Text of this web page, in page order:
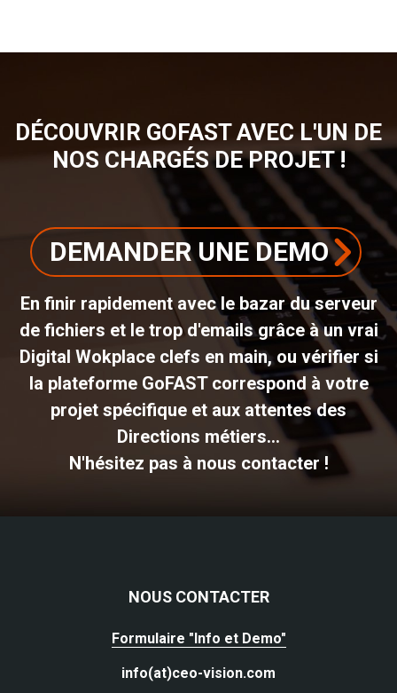
DÉCOUVRIR GOFAST AVEC L'UN DE
NOS CHARGÉS DE PROJET !
DEMANDER UNE DEMO
En finir rapidement avec le bazar du serveur
de fichiers et le trop d'emails grâce à un vrai
Digital Wokplace clefs en main, ou vérifier si
la plateforme GoFAST correspond à votre
projet spécifique et aux attentes des
Directions métiers...
N'hésitez pas à nous contacter !
NOUS CONTACTER
Formulaire "Info et Demo"
info(at)ceo-vision.com